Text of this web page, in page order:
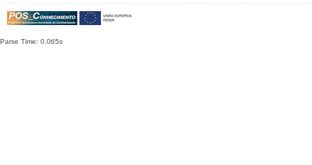
Parse Time: 0.065s